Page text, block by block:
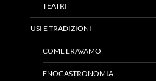
TEATRI
USI E TRADIZIONI
COME ERAVAMO
ENOGASTRONOMIA